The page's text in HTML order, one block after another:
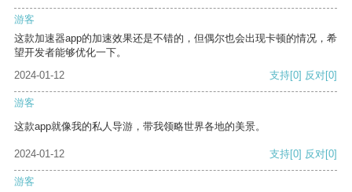
游客
这款加速器app的加速效果还是不错的，但偶尔也会出现卡顿的情况，希
望开发者能够优化一下。
2024-01-12
支持[0] 反对[0]
游客
这款app就像我的私人导游，带我领略世界各地的美景。
2024-01-12 支持[0] 反对[0]
游客